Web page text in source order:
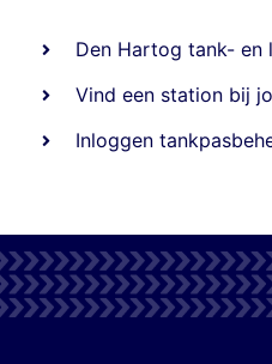
Den Hartog tank- en
Vind een station bij
Inloggen